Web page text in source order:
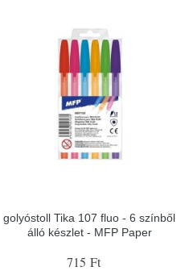
golyóstoll Tika 107 fluo - 6 színből
álló készlet - MFP Paper
715 Ft